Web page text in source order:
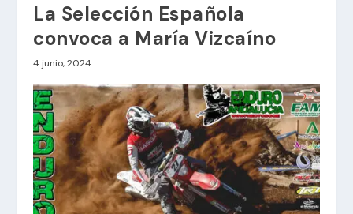
La Selección Española
convoca a María Vizcaíno
4 junio, 2024